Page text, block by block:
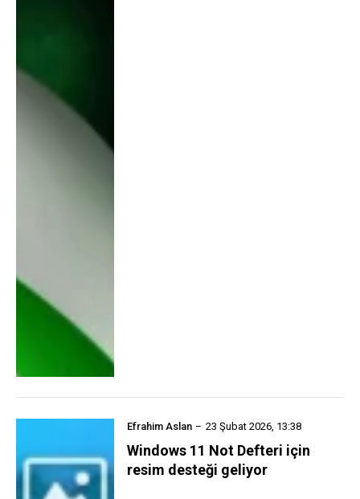
Efrahim Aslan 23 Şubat 2026, 13:38
Windows 11 Not Defteri için
resim desteği geliyor